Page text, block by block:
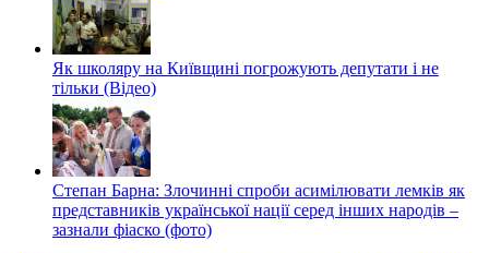
Як школяру на Київщині погрожують депутати і не
тільки (Відео)
Степан Барна: Злочинні спроби асимілювати лемків як
представників української нації серед інших народів –
зазнали фіаско (фото)